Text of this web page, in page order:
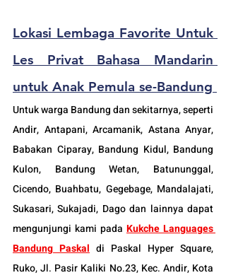
Lokasi Lembaga Favorite Untuk
Les Privat Bahasa Mandarin
untuk Anak Pemula se-B
Untuk warga Bandung dan sekitarnya, seperti
Andir, Antapani, Arcamanik, Astana Anyar,
Babakan Ciparay, Bandung Kidul, Bandung
Kulon, Bandung Wetan, Batununggal,
Cicendo, Buahbatu, Gegebage, Mandalajati,
Sukasari, Sukajadi, Dago dan lainnya dapat
mengunjungi kami pada Kukche Languages
Bandung Paskal di Paskal Hyper Square,
Ruko, Jl. Pasir Kaliki No.23, Kec. Andir, Kota